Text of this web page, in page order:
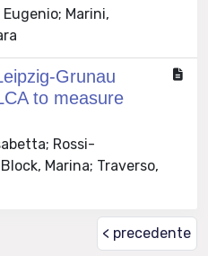
Marini,
Grunau
to measure
Rossi-
Marina; Traverso,
< precedente